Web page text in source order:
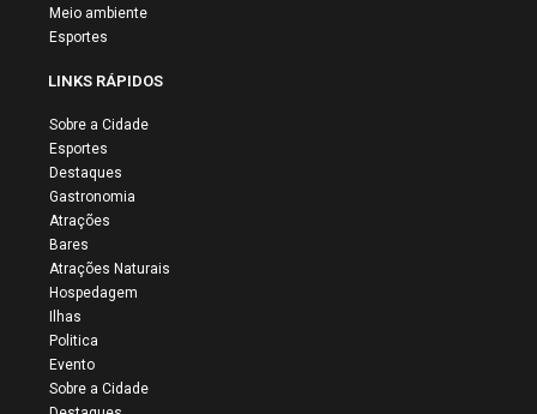
Meio ambiente
Esportes
LINKS RÁPIDOS
Sobre a Cidade
Esportes
Destaques
Gastronomia
Atrações
Bares
Atrações Naturais
Hospedagem
Ilhas
Politica
Evento
Sobre a Cidade